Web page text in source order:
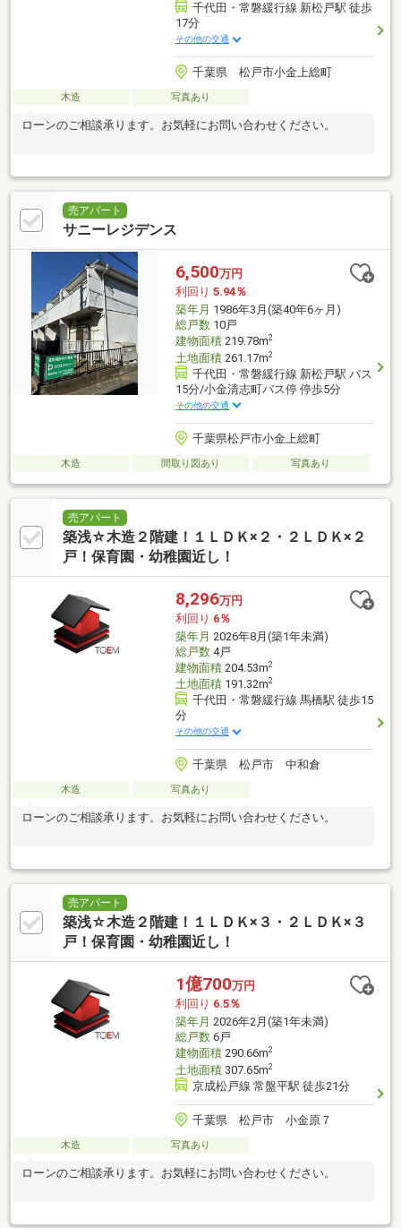
千代田・常磐緩行線 新松戸駅 徒歩
17分
その他の交通
千葉県 松戸市小金上総町
木造 写真あり
ローンのご相談承ります。お気軽にお問い合わせください。
売アパート
サニーレジデンス
6,500万円
利回り 5.94％
築年月 1986年3月(築40年6ヶ月)
総戸数10戸
建物面積219.78m2
土地面積261.17m2
千代田・常磐緩行線 新松戸駅 バス
15分/小金清志町バス停 停歩5分
その他の交通
千葉県松戸市小金上総町
木造 間取り図あり 写真あり
売アパート
築浅☆木造２階建！１ＬＤＫ×２・２ＬＤＫ×２
戸！保育園・幼稚園近し！
8,296万円
利回り 6％
築年月 2026年8月(築1年未満)
総戸数4戸
建物面積204.53m2
土地面積191.32m2
千代田・常磐緩行線 馬橋駅 徒歩15
分
その他の交通
千葉県 松戸市 中和倉
木造 写真あり
ローンのご相談承ります。お気軽にお問い合わせください。
売アパート
築浅☆木造２階建！１ＬＤＫ×３・２ＬＤＫ×３
戸！保育園・幼稚園近し！
1億700万円
利回り 6.5％
築年月 2026年2月(築1年未満)
総戸数6戸
建物面積290.66m2
土地面積307.65m2
京成松戸線 常盤平駅 徒歩21分
千葉県 松戸市 小金原７
木造 写真あり
ローンのご相談承ります。お気軽にお問い合わせください。